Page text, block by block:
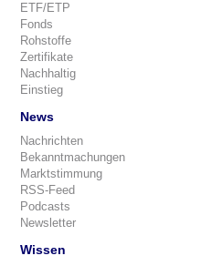
ETF/ETP
Fonds
Rohstoffe
Zertifikate
Nachhaltig
Einstieg
News
Nachrichten
Bekanntmachungen
Marktstimmung
RSS-Feed
Podcasts
Newsletter
Wissen